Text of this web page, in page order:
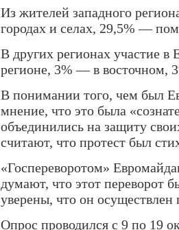
Из жителей западного
городах и селах, 29,5% —
В других регионах участие
регионе, 3% — в восточном,
В понимании того, чем был
мнение, что это была
объединились на защиту
считают, что протест был
«Госпереворотом»
думают, что этот переворот
уверены, что он
Опрос проводился с 9 по 19